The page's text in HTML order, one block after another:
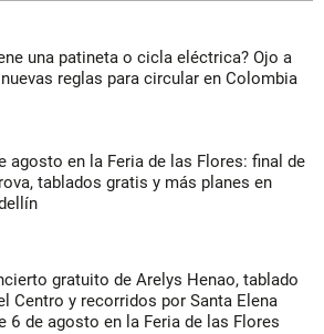
una patineta o cicla eléctrica? Ojo a
nuevas reglas para circular en Colombia
agosto en la Feria de las Flores: final de
tablados gratis y más planes en
gratuito de Arelys Henao, tablado
Centro y recorridos por Santa Elena
6 de agosto en la Feria de las Flores